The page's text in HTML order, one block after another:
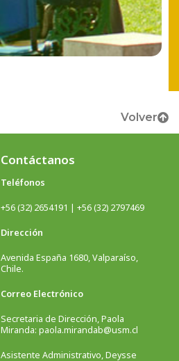
Volver
Contáctanos
Teléfonos
+56 (32) 2654191 | +56 (32) 2797469
Dirección
Avenida España 1680, Valparaíso,
Chile.
Correo Electrónico
Secretaria de Dirección, Paola
Miranda: paola.mirandab@usm.cl
Asistente Administrativo, Deysse